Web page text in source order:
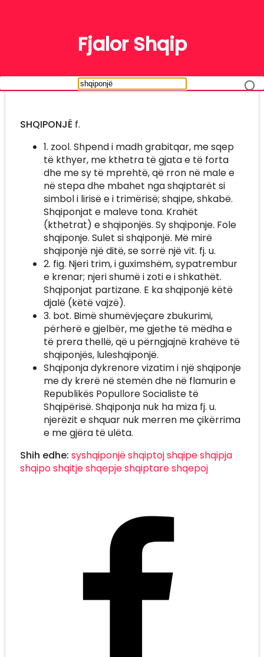
Fjalor Shqip
SHQIPONJË f.
1. zool. Shpend i madh grabitqar, me sqep
të kthyer, me kthetra të gjata e të forta
dhe me sy të mprehtë, që rron në male e
në stepa dhe mbahet nga shqiptarët si
simbol i lirisë e i trimërisë; shqipe, shkabë.
Shqiponjat e maleve tona. Krahët
(kthetrat) e shqiponjës. Sy shqiponje. Fole
shqiponje. Sulet si shqiponjë. Më mirë
shqiponjë një ditë, se sorrë një vit. fj. u.
2. fig. Njeri trim, i guximshëm, sypatrembur
e krenar; njeri shumë i zoti e i shkathët.
Shqiponjat partizane. E ka shqiponjë këtë
djalë (këtë vajzë).
3. bot. Bimë shumëvjeçare zbukurimi,
përherë e gjelbër, me gjethe të mëdha e
të prera thellë, që u përngjajnë krahëve të
shqiponjës, luleshqiponjë.
Shqiponja dykrenore vizatim i një shqiponje
me dy krerë në stemën dhe në flamurin e
Republikës Popullore Socialiste të
Shqipërisë. Shqiponja nuk ha miza fj. u.
njerëzit e shquar nuk merren me çikërrima
e me gjëra të ulëta.
Shih edhe: syshqiponjëshqiptojshqipeshqipja
shqiposhqitjeshqepjeshqiptareshqepoj